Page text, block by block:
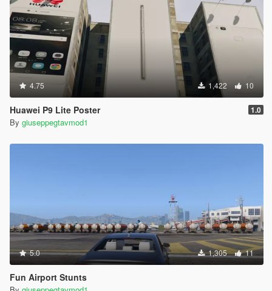
4.75 1,422 10
Huawei P9 Lite Poster 1.0
By giuseppegtavmod1
5.0 1,305 11
Fun Airport Stunts